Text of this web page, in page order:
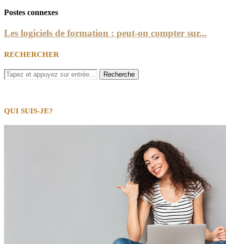
Postes connexes
Les logiciels de formation : peut-on compter sur...
RECHERCHER
QUI SUIS-JE?